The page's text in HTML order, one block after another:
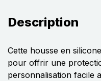
Description
Cette housse en
pour offrir une
personnalisation facile